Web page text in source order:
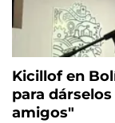
Kicillof en
para
amigos"